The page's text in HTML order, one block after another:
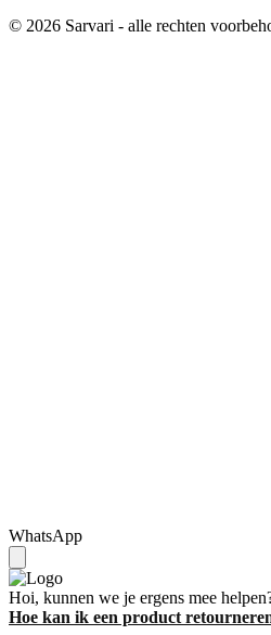
© 2026 Sarvari - alle rechten
WhatsApp
Hoi, kunnen we je ergens mee
Hoe kan ik een product